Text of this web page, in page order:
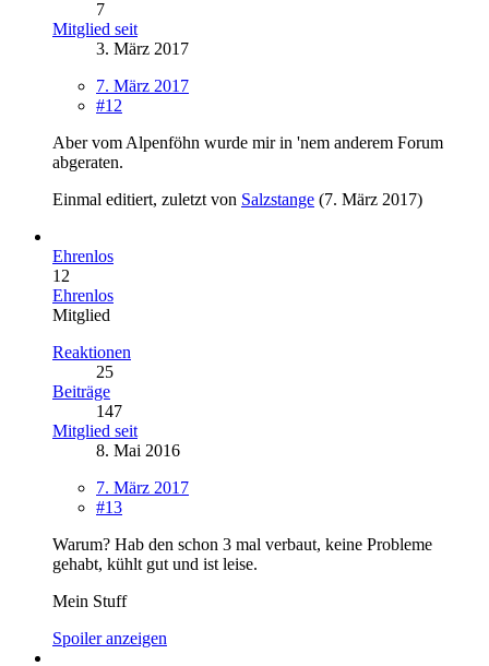
7
Mitglied seit
3. März 2017
7. März 2017
#12
Aber vom Alpenföhn wurde mir in 'nem anderem Forum
abgeraten.
Einmal editiert, zuletzt von Salzstange (7. März 2017)
Ehrenlos
12
Ehrenlos
Mitglied
Reaktionen
25
Beiträge
147
Mitglied seit
8. Mai 2016
7. März 2017
#13
Warum? Hab den schon 3 mal verbaut, keine Probleme
gehabt, kühlt gut und ist leise.
Mein Stuff
Spoiler anzeigen